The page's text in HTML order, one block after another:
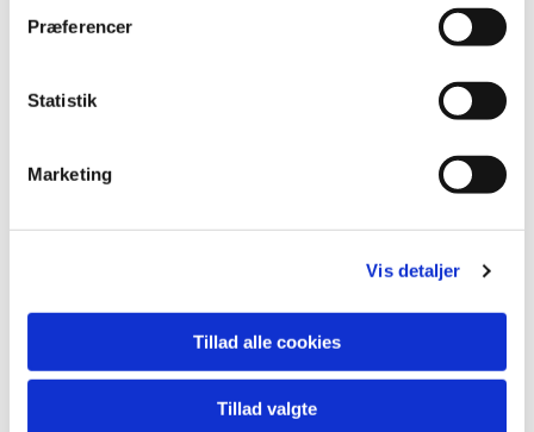
Præferencer
Statistik
Marketing
Vis detaljer
Tillad alle cookies
Tillad valgte